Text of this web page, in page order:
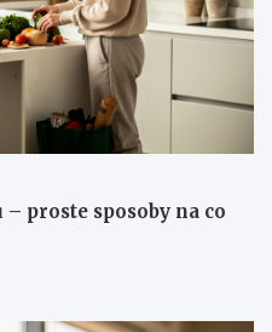
– proste sposoby na co